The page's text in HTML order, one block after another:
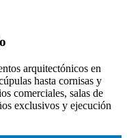
arquitectónicos en
hasta cornisas y
comerciales, salas de
exclusivos y ejecución